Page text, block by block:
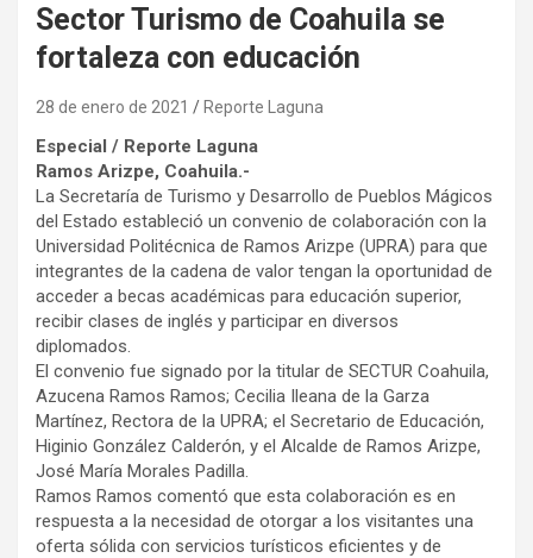
Sector Turismo de Coahuila se
fortaleza con educación
28 de enero de 2021 Reporte Laguna
Especial / Reporte Laguna
Ramos Arizpe, Coahuila.-
La Secretaría de Turismo y Desarrollo de Pueblos Mágicos
del Estado estableció un convenio de colaboración con la
Universidad Politécnica de Ramos Arizpe (UPRA) para que
integrantes de la cadena de valor tengan la oportunidad de
acceder a becas académicas para educación superior,
recibir clases de inglés y participar en diversos
diplomados.
El convenio fue signado por la titular de SECTUR Coahuila,
Azucena Ramos Ramos; Cecilia Ileana de la Garza
Martínez, Rectora de la UPRA; el Secretario de Educación,
Higinio González Calderón, y el Alcalde de Ramos Arizpe,
José María Morales Padilla.
Ramos Ramos comentó que esta colaboración es en
respuesta a la necesidad de otorgar a los visitantes una
oferta sólida con servicios turísticos eficientes y de